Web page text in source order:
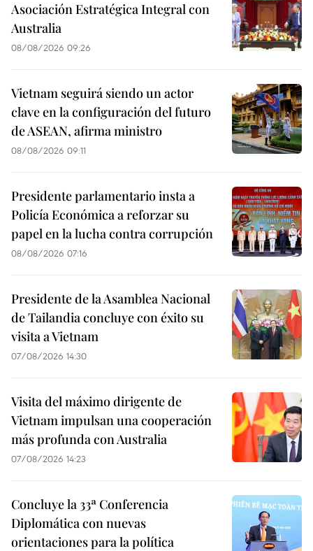
Asociación Estratégica Integral con
Australia
08/08/2026 09:26
Vietnam seguirá siendo un actor
clave en la configuración del futuro
de ASEAN, afirma ministro
08/08/2026 09:11
Presidente parlamentario insta a
Policía Económica a reforzar su
papel en la lucha contra corrupción
08/08/2026 07:16
Presidente de la Asamblea Nacional
de Tailandia concluye con éxito su
visita a Vietnam
07/08/2026 14:30
Visita del máximo dirigente de
Vietnam impulsan una cooperación
más profunda con Australia
07/08/2026 14:23
Concluye la 33ª Conferencia
Diplomática con nuevas
orientaciones para la política